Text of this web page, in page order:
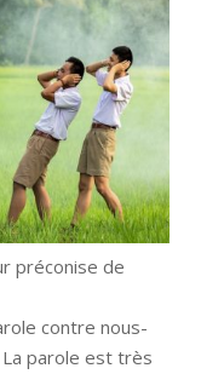
préconise de
contre nous-
parole est très